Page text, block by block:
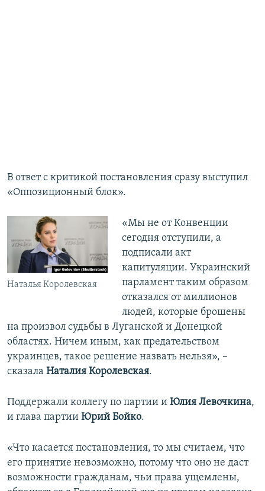
В ответ с критикой постановления сразу выступил
«Оппозиционный блок».
Наталья Королевская
«Мы не от Конвенции
сегодня отступили, а
подписали акт
капитуляции. Украинский
парламент таким образом
отказался от миллионов
людей, которые брошены
на произвол судьбы в Луганской и Донецкой
областях. Ничем иным, как предательством
украинцев, такое решение назвать нельзя», –
сказала Наталия Королевская.
Поддержали коллегу по партии и Юлия Левочкина,
и глава партии Юрий Бойко.
«Что касается постановления, то мы считаем, что
его принятие невозможно, потому что оно не даст
возможности гражданам, чьи права ущемлены,